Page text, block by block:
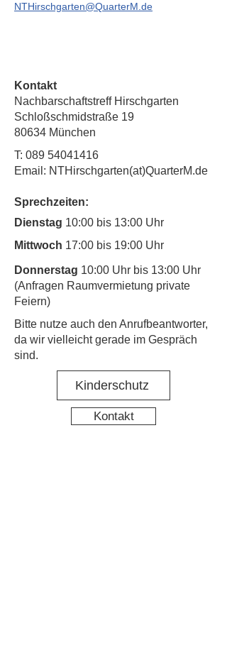
NTHirschgarten@QuarterM.de
Kontakt
Nachbarschaftstreff Hirschgarten
Schloßschmidstraße 19
80634 München
T: 089 54041416
Email: NTHirschgarten(at)QuarterM.de
Sprechzeiten:
Dienstag 10:00 bis 13:00 Uhr
Mittwoch 17:00 bis 19:00 Uhr
Donnerstag 10:00 Uhr bis 13:00 Uhr
(Anfragen Raumvermietung private
Feiern)
​Bitte nutze auch den Anrufbeantworter,
da wir vielleicht gerade im Gespräch
sind.
Kinderschutz
Kontakt